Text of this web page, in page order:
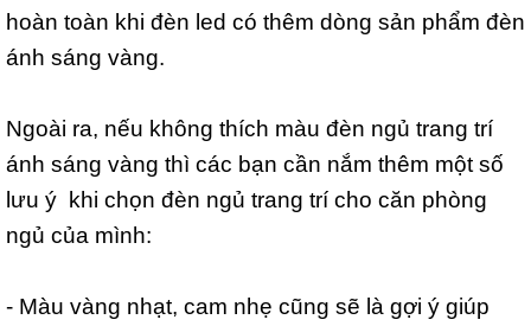
hoàn toàn khi đèn led có thêm dòng sản phẩm đèn
ánh sáng vàng.
Ngoài ra, nếu không thích màu đèn ngủ trang trí
ánh sáng vàng thì các bạn cần nắm thêm một số
lưu ý khi chọn đèn ngủ trang trí cho căn phòng
ngủ của mình:
- Màu vàng nhạt, cam nhẹ cũng sẽ là gợi ý giúp